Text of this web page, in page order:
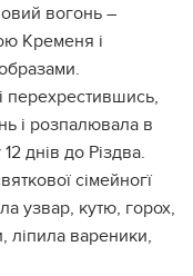
вогонь –
Кременя і
перехрестившись,
і розпалювала в
днів до Різдва.
сімейногї
узвар, кутю, горох,
ліпила вареники,